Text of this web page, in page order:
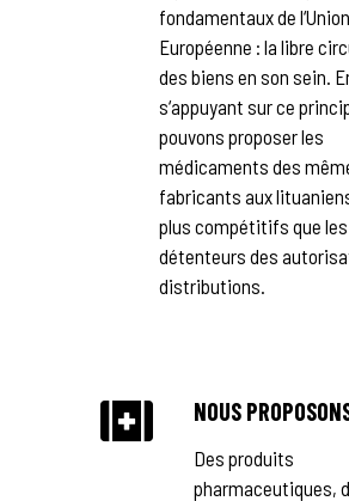
fondamentaux de l‘Union
Européenne : la libre
des biens en son sein.
s‘appuyant sur ce
pouvons proposer les
médicaments des
fabricants aux
plus compétitifs que les
détenteurs des
distributions.
NOUS
Des produits
pharmaceutiques,